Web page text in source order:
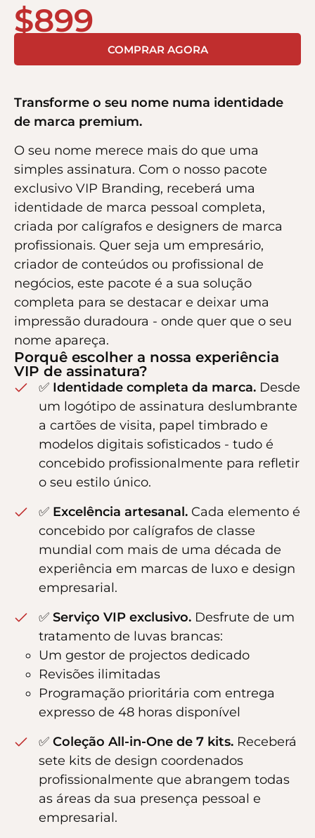
$899
COMPRAR AGORA
Transforme o seu nome numa identidade
de marca premium.
O seu nome merece mais do que uma
simples assinatura. Com o nosso pacote
exclusivo VIP Branding, receberá uma
identidade de marca pessoal completa,
criada por calígrafos e designers de marca
profissionais. Quer seja um empresário,
criador de conteúdos ou profissional de
negócios, este pacote é a sua solução
completa para se destacar e deixar uma
impressão duradoura - onde quer que o seu
nome apareça.
Porquê escolher a nossa experiência
VIP de assinatura?
✅ Identidade completa da marca. Desde
um logótipo de assinatura deslumbrante
a cartões de visita, papel timbrado e
modelos digitais sofisticados - tudo é
concebido profissionalmente para refletir
o seu estilo único.
✅ Excelência artesanal. Cada elemento é
concebido por calígrafos de classe
mundial com mais de uma década de
experiência em marcas de luxo e design
empresarial.
✅ Serviço VIP exclusivo. Desfrute de um
tratamento de luvas brancas:
Um gestor de projectos dedicado
Revisões ilimitadas
Programação prioritária com entrega
expresso de 48 horas disponível
✅ Coleção All-in-One de 7 kits. Receberá
sete kits de design coordenados
profissionalmente que abrangem todas
as áreas da sua presença pessoal e
empresarial.